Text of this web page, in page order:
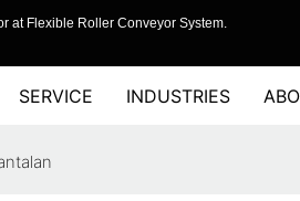
at Flexible Roller Conveyor System.
SERVICE INDUSTRIES